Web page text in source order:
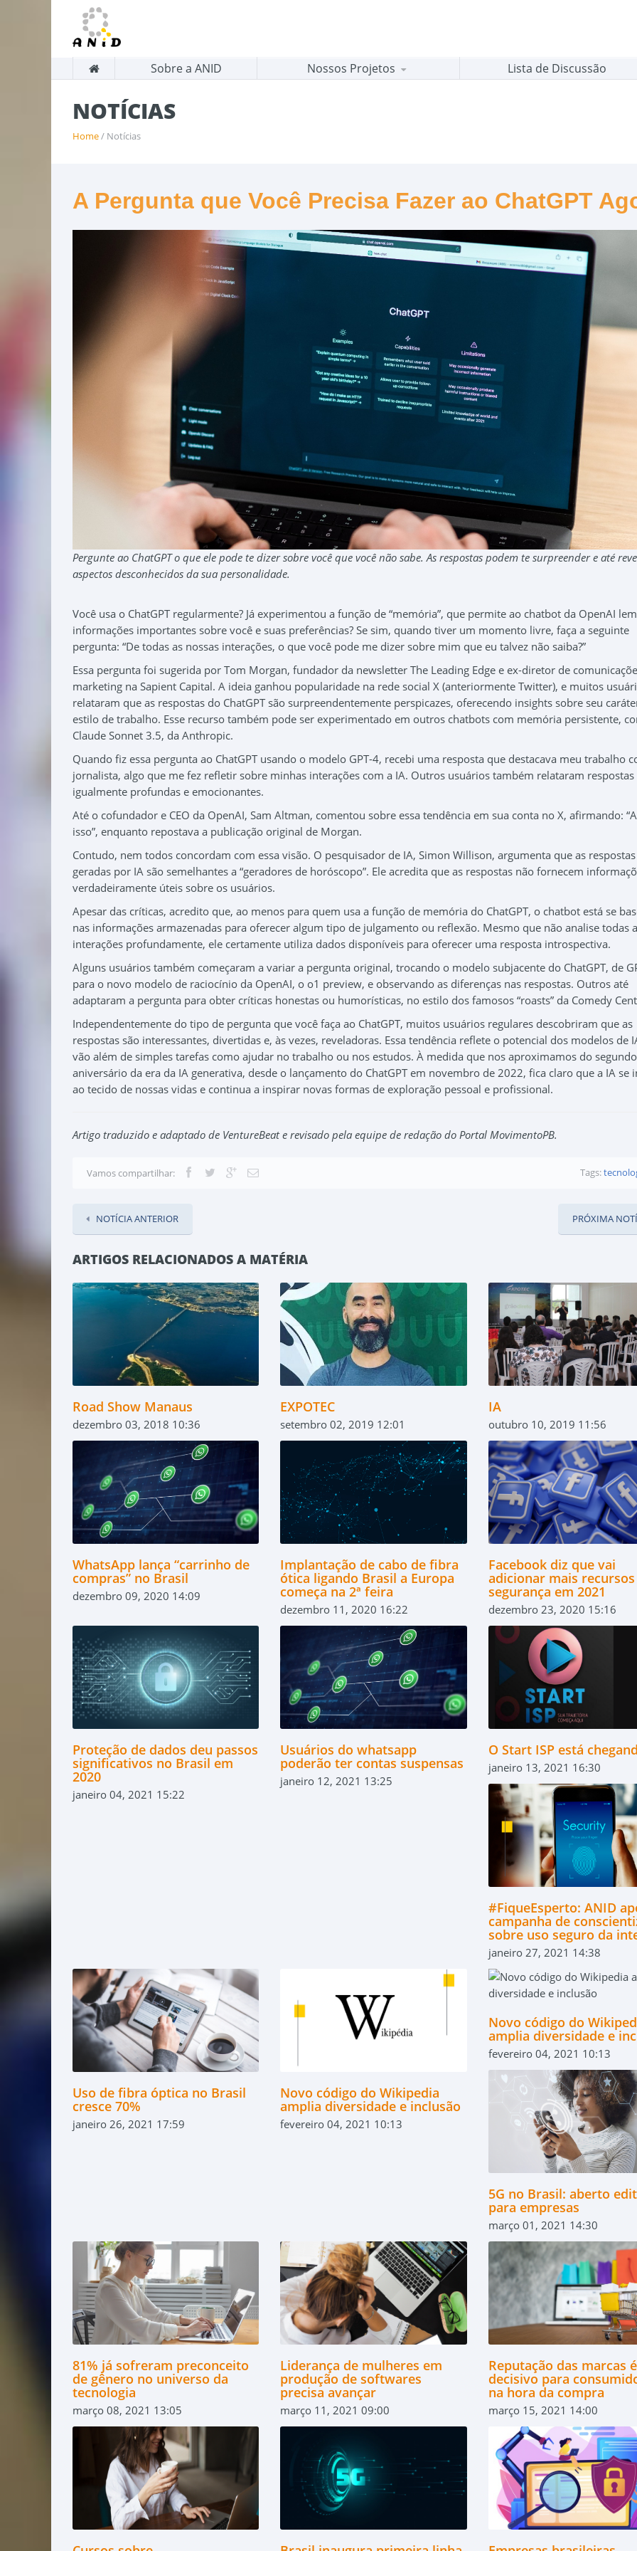
Sobre a ANID Nossos Projetos Lista de Discussão
NOTÍCIAS
Home/ Notícias
A Pergunta que Você Precisa Fazer ao ChatGPT
Pergunte ao ChatGPT o que ele pode te dizer sobre você que você não sabe. As respostas podem te surpreender e até
aspectos desconhecidos da sua personalidade.
Você usa o ChatGPT regularmente? Já experimentou a função de “memória”, que permite ao chatbot da OpenAI
informações importantes sobre você e suas preferências? Se sim, quando tiver um momento livre, faça a seguinte
pergunta: “De todas as nossas interações, o que você pode me dizer sobre mim que eu talvez não saiba?”
Essa pergunta foi sugerida por Tom Morgan, fundador da newsletter The Leading Edge e ex-diretor de
marketing na Sapient Capital. A ideia ganhou popularidade na rede social X (anteriormente Twitter), e muitos
relataram que as respostas do ChatGPT são surpreendentemente perspicazes, oferecendo insights sobre seu
estilo de trabalho. Esse recurso também pode ser experimentado em outros chatbots com memória persistente,
Claude Sonnet 3.5, da Anthropic.
Quando fiz essa pergunta ao ChatGPT usando o modelo GPT-4, recebi uma resposta que destacava meu trabalho
jornalista, algo que me fez refletir sobre minhas interações com a IA. Outros usuários também relataram respostas
igualmente profundas e emocionantes.
Até o cofundador e CEO da OpenAI, Sam Altman, comentou sobre essa tendência em sua conta no X, afirmando:
isso”, enquanto repostava a publicação original de Morgan.
Contudo, nem todos concordam com essa visão. O pesquisador de IA, Simon Willison, argumenta que as respostas
geradas por IA são semelhantes a “geradores de horóscopo”. Ele acredita que as respostas não fornecem
verdadeiramente úteis sobre os usuários.
Apesar das críticas, acredito que, ao menos para quem usa a função de memória do ChatGPT, o chatbot está se
nas informações armazenadas para oferecer algum tipo de julgamento ou reflexão. Mesmo que não analise todas
interações profundamente, ele certamente utiliza dados disponíveis para oferecer uma resposta introspectiva.
Alguns usuários também começaram a variar a pergunta original, trocando o modelo subjacente do ChatGPT, de
para o novo modelo de raciocínio da OpenAI, o o1 preview, e observando as diferenças nas respostas. Outros até
adaptaram a pergunta para obter críticas honestas ou humorísticas, no estilo dos famosos “roasts” da Comedy
Independentemente do tipo de pergunta que você faça ao ChatGPT, muitos usuários regulares descobriram que as
respostas são interessantes, divertidas e, às vezes, reveladoras. Essa tendência reflete o potencial dos modelos de
vão além de simples tarefas como ajudar no trabalho ou nos estudos. À medida que nos aproximamos do segundo
aniversário da era da IA generativa, desde o lançamento do ChatGPT em novembro de 2022, fica claro que a IA se
ao tecido de nossas vidas e continua a inspirar novas formas de exploração pessoal e profissional.
Artigo traduzido e adaptado de VentureBeat e revisado pela equipe de redação do Portal MovimentoPB.
Vamos compartilhar: Tags:
NOTÍCIA ANTERIOR PRÓXIMA
ARTIGOS RELACIONADOS A MATÉRIA
Road Show Manaus
dezembro 03, 2018 10:36
EXPOTEC
setembro 02, 2019 12:01
IA
outubro 10, 2019 11:56
WhatsApp lança “carrinho de
compras” no Brasil
dezembro 09, 2020 14:09
Implantação de cabo de fibra
ótica ligando Brasil a Europa
começa na 2ª feira
dezembro 11, 2020 16:22
Facebook diz que vai
adicionar mais
segurança em 2021
dezembro 23, 2020 15:16
Proteção de dados deu passos
significativos no Brasil em
2020
janeiro 04, 2021 15:22
Usuários do whatsapp
poderão ter contas suspensas
janeiro 12, 2021 13:25
O Start ISP está
janeiro 13, 2021 16:30
#FiqueEsperto: ANID
campanha de
sobre uso seguro da
janeiro 27, 2021 14:38
Uso de fibra óptica no Brasil
cresce 70%
janeiro 26, 2021 17:59
Novo código do Wikipedia
amplia diversidade e inclusão
fevereiro 04, 2021 10:13
Novo código do
amplia diversidade e
fevereiro 04, 2021 10:13
5G no Brasil: aberto
para empresas
março 01, 2021 14:30
81% já sofreram preconceito
de gênero no universo da
tecnologia
março 08, 2021 13:05
Liderança de mulheres em
produção de softwares
precisa avançar
março 11, 2021 09:00
Reputação das marcas
decisivo para
na hora da compra
março 15, 2021 14:00